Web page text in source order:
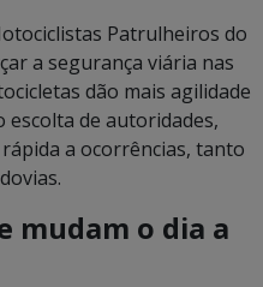
Patrulheiros do
a segurança viária nas
dão mais agilidade
escolta de autoridades,
a ocorrências, tanto
mudam o dia a